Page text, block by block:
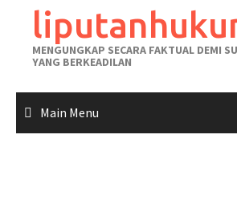
MENGUNGKAP SECARA FAKTUAL DEMI
YANG BERKEADILAN
Main Menu